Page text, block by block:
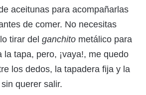
aceitunas para acompañarlas
de comer. No necesitas
tirar del ganchito metálico para
la tapa, pero, ¡vaya!, me quedo
los dedos, la tapadera fija y la
querer salir.